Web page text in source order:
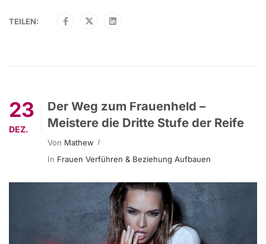
TEILEN:
23
DEZ.
Der Weg zum Frauenheld –
Meistere die Dritte Stufe der Reife
Von Mathew
In Frauen Verführen & Beziehung Aufbauen